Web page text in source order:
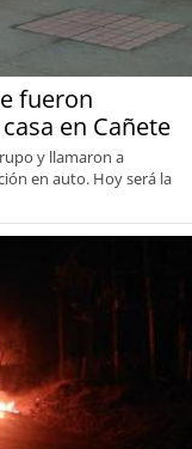
fueron
en Cañete
y llamaron a
en auto. Hoy será la